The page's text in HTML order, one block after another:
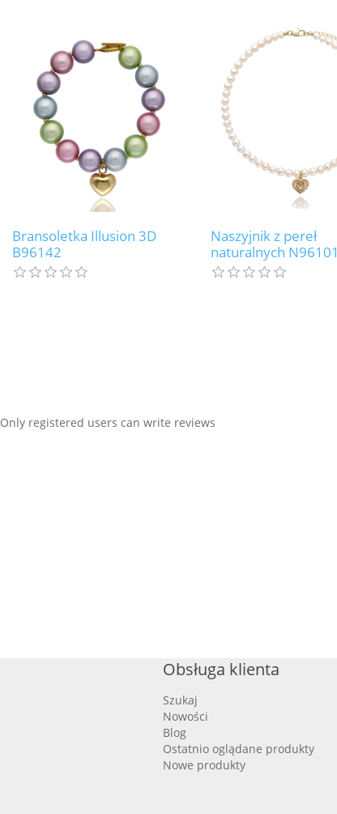
Bransoletka Illusion 3D
B96142
Naszyjnik z pereł
naturalnych N96101
Only registered users can write reviews
Obsługa klienta
Szukaj
Nowości
Blog
Ostatnio oglądane produkty
Nowe produkty